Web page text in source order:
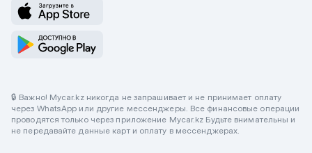
🔒 Важно! Mycar.kz никогда не запрашивает и не принимает оплату
через WhatsApp или другие мессенджеры. Все финансовые операции
проводятся только через приложение Mycar.kz Будьте внимательны и
не передавайте данные карт и оплату в мессенджерах.